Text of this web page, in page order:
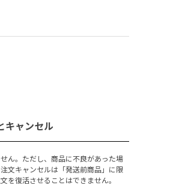
キャンセル
ん。ただし、商品に不良があった場
文キャンセルは「発送前商品」に限
を復活させることはできません。